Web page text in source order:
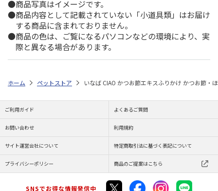
商品写真はイメージです。
商品内容として記載されていない「小道具類」はお届け
する商品に含まれておりません。
商品の色は、ご覧になるパソコンなどの環境により、実
際と異なる場合があります。
ホーム ペットストア いなば CIAO かつお節エキスふりかけ かつお節・
ご利用ガイド よくあるご質問
お問い合わせ 利用規約
サイト運営会社について 特定商取引法に基づく表記について
プライバシーポリシー 商品のご提案はこちら
SNSでお得な情報発信中